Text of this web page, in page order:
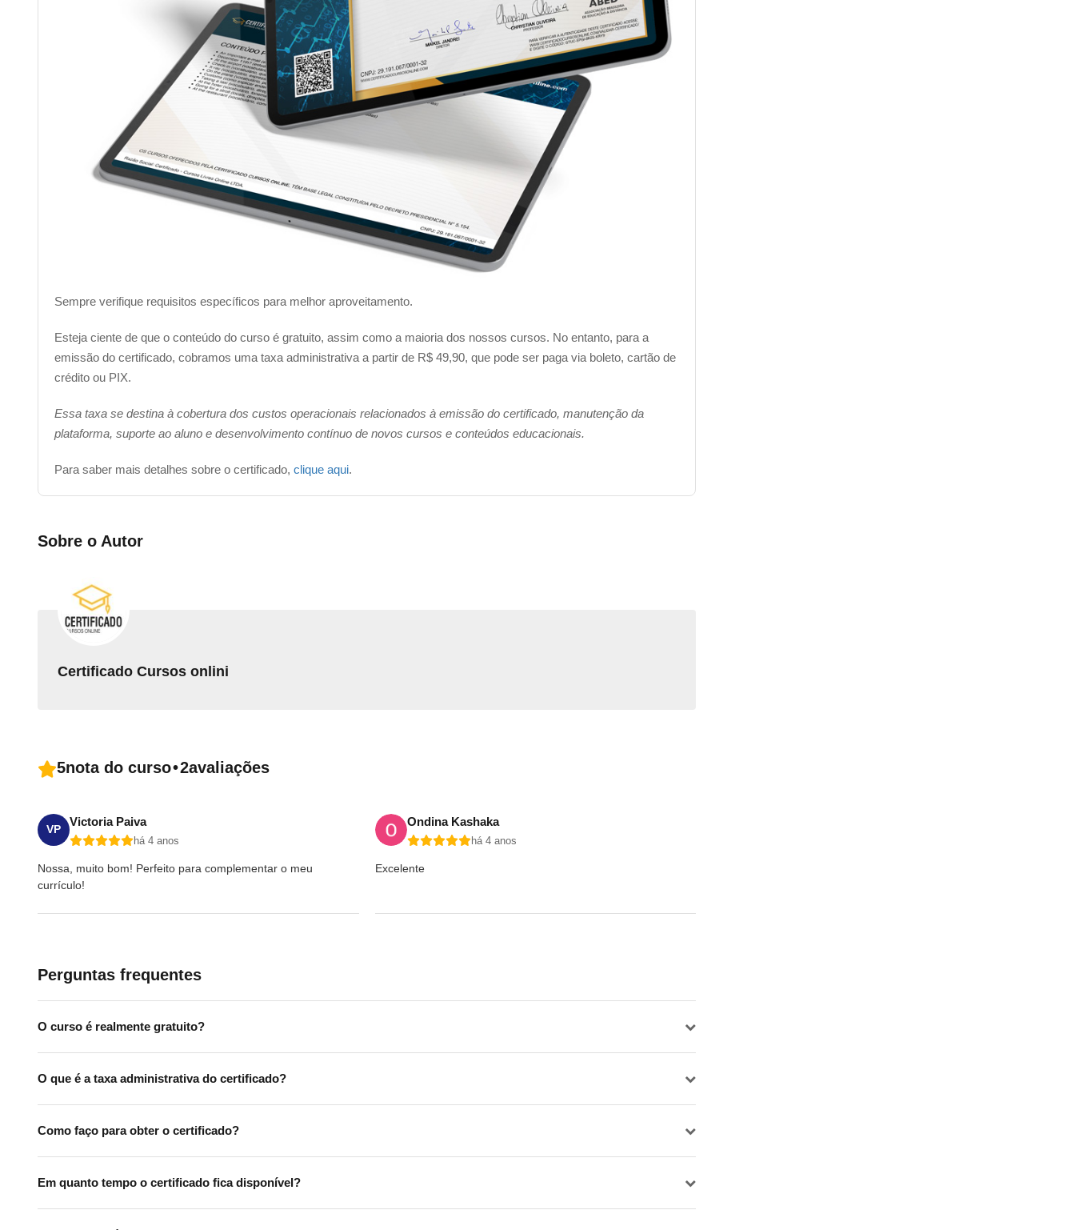
Sempre verifique requisitos específicos para melhor aproveitamento.
Esteja ciente de que o conteúdo do curso é gratuito, assim como a maioria dos nossos cursos. No entanto, para a
emissão do certificado, cobramos uma taxa administrativa a partir de R$ 49,90, que pode ser paga via boleto, cartão de
crédito ou PIX.
Essa taxa se destina à cobertura dos custos operacionais relacionados à emissão do certificado, manutenção da
plataforma, suporte ao aluno e desenvolvimento contínuo de novos cursos e conteúdos educacionais.
Para saber mais detalhes sobre o certificado, clique aqui.
Sobre o Autor
Certificado Cursos onlini
5nota do curso•2avaliações
VP
Victoria Paiva
há 4 anos
Nossa, muito bom! Perfeito para complementar o meu
currículo!
Ondina Kashaka
há 4 anos
Excelente
Perguntas frequentes
O curso é realmente gratuito?
O que é a taxa administrativa do certificado?
Como faço para obter o certificado?
Em quanto tempo o certificado fica disponível?